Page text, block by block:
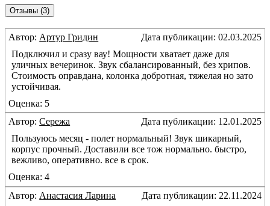
Отзывы (3)
Автор: Артур Гридин
Дата публикации: 02.03.2025
Подключил и сразу вау! Мощности хватает даже для
уличных вечеринок. Звук сбалансированный, без хрипов.
Стоимость оправдана, колонка добротная, тяжелая но зато
устойчивая.
Оценка: 5
Автор:Сережа
Дата публикации: 12.01.2025
Пользуюсь месяц - полет нормальный! Звук шикарный,
корпус прочный. Доставили все тож нормально. быстро,
вежливо, оперативно. все в срок.
Оценка: 4
Автор: Анастасия Ларина
Дата публикации: 22.11.2024